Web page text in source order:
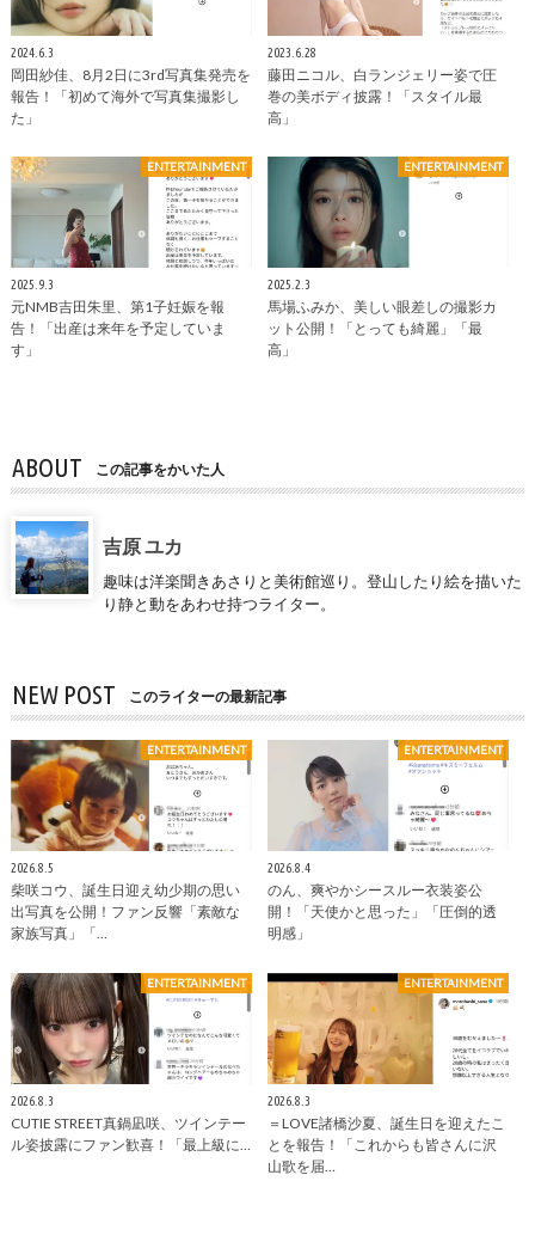
2024.6.3
岡田紗佳、8月2日に3rd写真集発売を
報告！「初めて海外で写真集撮影し
た」
2023.6.28
藤田ニコル、白ランジェリー姿で圧
巻の美ボディ披露！「スタイル最
高」
ENTERTAINMENT
2025.9.3
元NMB吉田朱里、第1子妊娠を報
告！「出産は来年を予定していま
す」
ENTERTAINMENT
2025.2.3
馬場ふみか、美しい眼差しの撮影カ
ット公開！「とっても綺麗」「最
高」
ABOUT この記事をかいた人
吉原 ユカ
趣味は洋楽聞きあさりと美術館巡り。登山したり絵を描いた
り静と動をあわせ持つライター。
NEW POST このライターの最新記事
ENTERTAINMENT
2026.8.5
柴咲コウ、誕生日迎え幼少期の思い
出写真を公開！ファン反響「素敵な
家族写真」「…
ENTERTAINMENT
2026.8.4
のん、爽やかシースルー衣装姿公
開！「天使かと思った」「圧倒的透
明感」
ENTERTAINMENT
2026.8.3
CUTIE STREET真鍋凪咲、ツインテー
ル姿披露にファン歓喜！「最上級に…
ENTERTAINMENT
2026.8.3
＝LOVE諸橋沙夏、誕生日を迎えたこ
とを報告！「これからも皆さんに沢
山歌を届…